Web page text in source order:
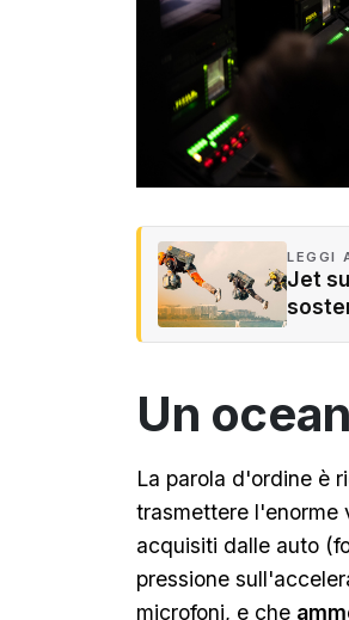
LEGGI
Jet
Un
La parola d'ordine è
trasmettere l'enorme
acquisiti dalle auto
pressione
microfoni, e che